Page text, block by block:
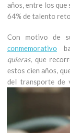
años, entre los que
64% de talento
Con motivo de
conmemorativo
quieras, que
estos cien años,
del transporte de